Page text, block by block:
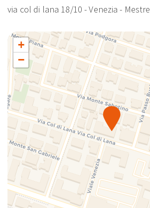
via col di lana 18/10 - Venezia - Mestre
+
−